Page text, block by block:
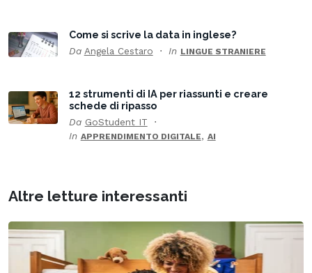
Come si scrive la data in inglese?
Da Angela Cestaro In LINGUE STRANIERE
12 strumenti di IA per riassunti e creare
schede di ripasso
Da GoStudent IT
In APPRENDIMENTO DIGITALE, AI
Altre letture interessanti